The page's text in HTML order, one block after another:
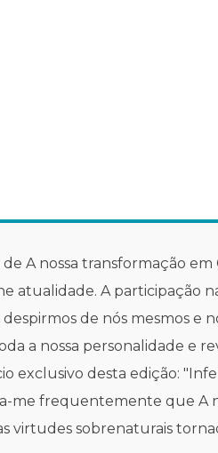
A nossa transformação
atualidade. A participação
de nós mesmos e
a nossa personalidade e
exclusivo desta edição:
me frequentemente que A
virtudes sobrenaturais